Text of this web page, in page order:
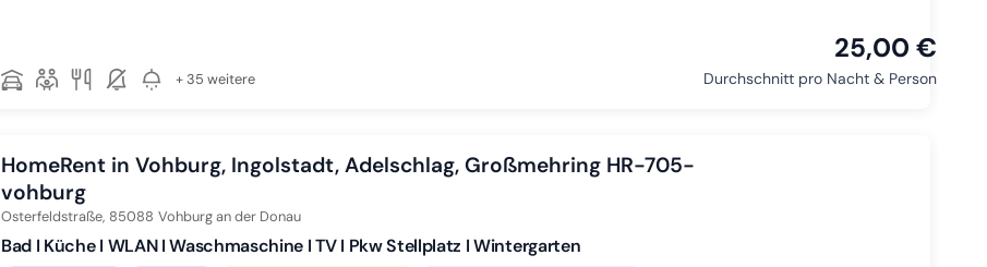
+ 35 weitere
25,00 €
Durchschnitt pro Nacht & Person
HomeRent in Vohburg, Ingolstadt, Adelschlag, Großmehring HR-705-
vohburg
Osterfeldstraße, 85088 Vohburg an der Donau
Bad I Küche I WLAN I Waschmaschine I TV I Pkw Stellplatz I Wintergarten